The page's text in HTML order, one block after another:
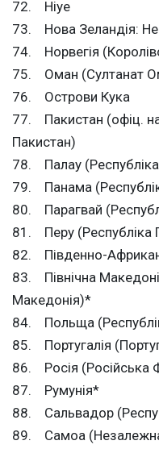
72. Ніуе
73. Нова Зеландія:
74. Норвегія
75. Оман (Султанат
76. Острови Кука
77. Пакистан (офіц.
Пакистан)
78. Палау
79. Панама
80. Парагвай
81. Перу (Республіка
82. Південно-
83. Північна
Македонія)*
84. Польща
85. Португалія
86. Росія (Російська
87. Румунія*
88. Сальвадор
89. Самоа